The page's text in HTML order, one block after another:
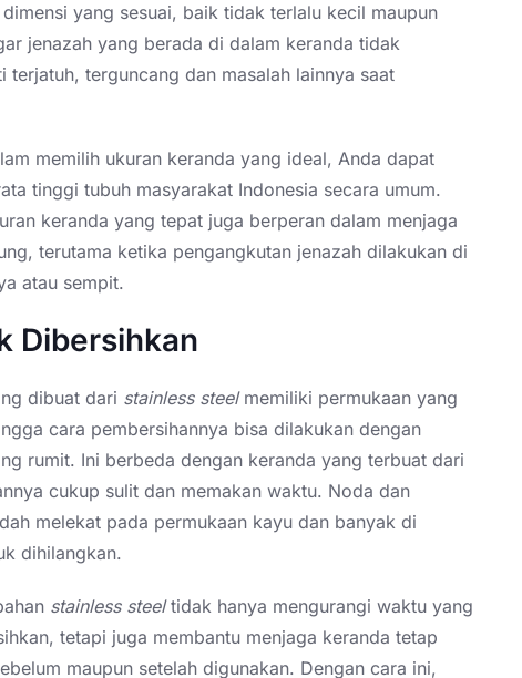
yang sesuai, baik tidak terlalu kecil maupun
jenazah yang berada di dalam keranda tidak
terjatuh, terguncang dan masalah lainnya saat
memilih ukuran keranda yang ideal, Anda dapat
tinggi tubuh masyarakat Indonesia secara umum.
keranda yang tepat juga berperan dalam menjaga
terutama ketika pengangkutan jenazah dilakukan di
atau sempit.
Dibersihkan
dibuat dari stainless steelmemiliki permukaan yang
cara pembersihannya bisa dilakukan dengan
rumit. Ini berbeda dengan keranda yang terbuat dari
cukup sulit dan memakan waktu. Noda dan
melekat pada permukaan kayu dan banyak di
dihilangkan.
stainless steeltidak hanya mengurangi waktu yang
tetapi juga membantu menjaga keranda tetap
maupun setelah digunakan. Dengan cara ini,